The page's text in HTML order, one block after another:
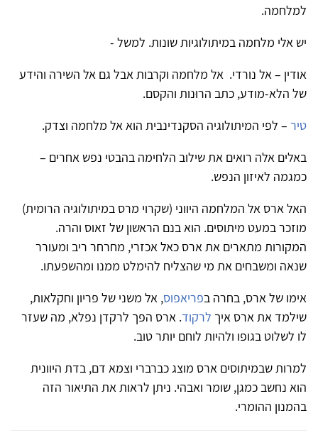
למלחמה.
יש אלי מלחמה במיתולוגיות שונות. למשל -
אודין – אל נורדי. אל מלחמה וקרבות אבל גם אל השירה והידע
של הלא-מודע, כתב הרוּנות והקסם.
טיר – לפי המיתולוגיה הסקנדינבית הוא אל מלחמה וצדק.
באלים אלה רואים את שילוב הלחימה בהבטי נפש אחרים –
כמגמה לאיזון הנפש.
האל ארס אל המלחמה היווני (שקרוי מרס במיתולוגיה הרומית)
מוזכר במעט מיתוסים. הוא בנם הראשון של זאוס והרה.
המקורות מתארים את ארס כאל אכזרי, מחרחר ריב ומעורר
שנאה ומשבחים את מי שהצליח להימלט ממנו ומהשפעתו.
אימו של ארס, בחרה בפריאפוס, אל משני של פריון וחקלאות,
שילמד את ארס איך לרקוד. ארס הפך לרקדן נפלא, מה שעזר
לו לשלוט בגופו ולהיות לוחם יותר טוב.
למרות שבמיתוסים ארס מוצג כברברי וצמא דם, בדת היוונית
הוא נחשב כמגן, שומר ואבהי. ניתן לראות את התיאור הזה
בהמנון ההומרי.